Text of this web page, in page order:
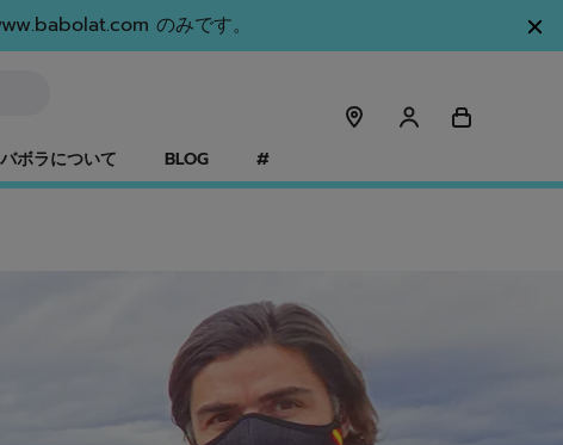
のみです。
バボラについて BLOG #